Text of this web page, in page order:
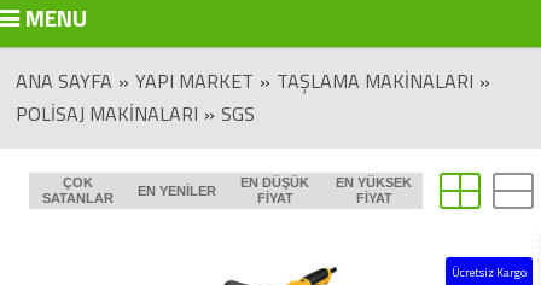
MENU
ANA SAYFA » YAPI MARKET » TAŞLAMA MAKINALARI »
POLISAJ MAKINALARI » SGS
ÇOK
SATANLAR
EN YENILER
EN DÜŞÜK
FIYAT
EN YÜKSEK
FIYAT
Ücretsiz Kargo